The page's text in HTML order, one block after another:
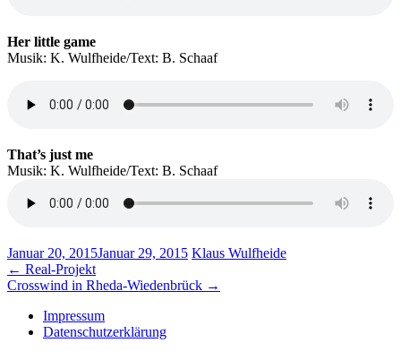
Her little game
Musik: K. Wulfheide/Text: B. Schaaf
That’s just me
Musik: K. Wulfheide/Text: B. Schaaf
Januar 20, 2015Januar 29, 2015 Klaus Wulfheide
Beitrags-
Navigation
← Real-Projekt
Crosswind in Rheda-Wiedenbrück →
Impressum
Datenschutzerklärung